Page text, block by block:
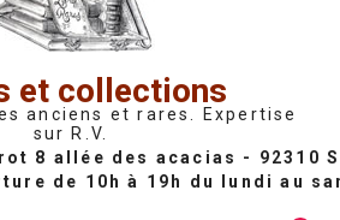
et collections
anciens et rares. Expertise
sur R.V.